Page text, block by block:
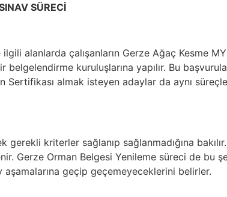
SÜRECİ
alanlarda çalışanların Gerze Ağaç Kesme
kuruluşlarına yapılır. Bu
Sertifikası almak isteyen adaylar da aynı
kriterler sağlanıp sağlanmadığına
Gerze Orman Belgesi Yenileme süreci de bu
aşamalarına geçip geçemeyeceklerini belirler.